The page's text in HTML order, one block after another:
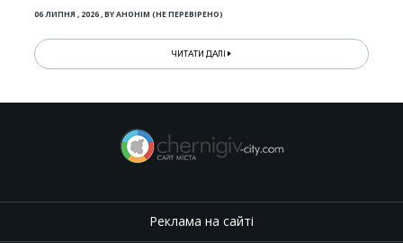
06 ЛИПНЯ , 2026,BYАНОНІМ (НЕ ПЕРЕВІРЕНО)
ЧИТАТИ ДАЛІ
Реклама на сайті